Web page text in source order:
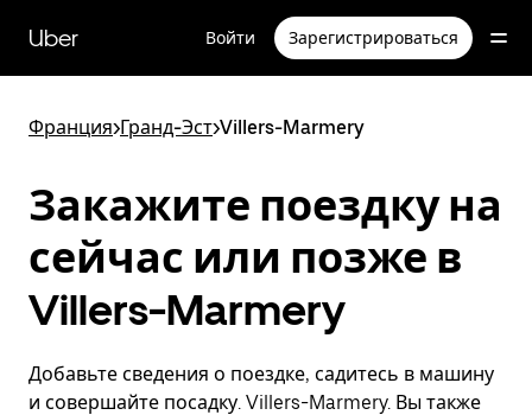
перейти
к
Uber Войти Зарегистрироваться
Франция>Гранд-Эст>Villers-Marmery
Закажите поездку на
сейчас или позже в
Villers-Marmery
Добавьте сведения о поездке, садитесь в машину
и совершайте посадку. Villers-Marmery. Вы также